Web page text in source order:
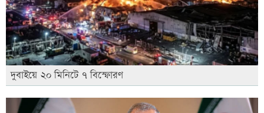
দুবাইয়ে ২০ মিনিটে ৭ বিস্ফোরণ